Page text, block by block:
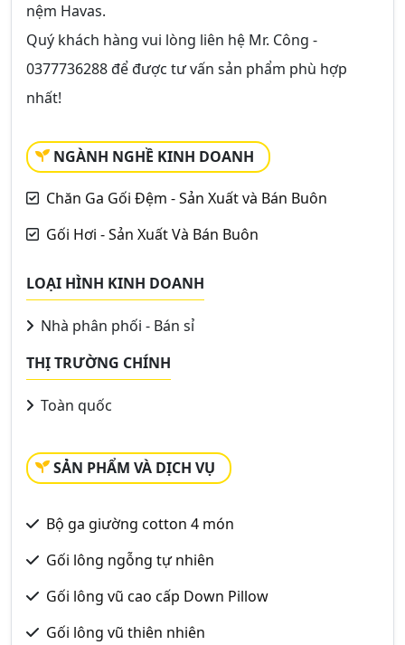
nệm Havas.
Quý khách hàng vui lòng liên hệ Mr. Công -
0377736288 để được tư vấn sản phẩm phù hợp
nhất!
NGÀNH NGHỀ KINH DOANH
Chăn Ga Gối Đệm - Sản Xuất và Bán Buôn
Gối Hơi - Sản Xuất Và Bán Buôn
LOẠI HÌNH KINH DOANH
Nhà phân phối - Bán sỉ
THỊ TRƯỜNG CHÍNH
Toàn quốc
SẢN PHẨM VÀ DỊCH VỤ
Bộ ga giường cotton 4 món
Gối lông ngỗng tự nhiên
Gối lông vũ cao cấp Down Pillow
Gối lông vũ thiên nhiên